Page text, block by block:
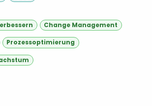
Change Management
Prozessoptimierung